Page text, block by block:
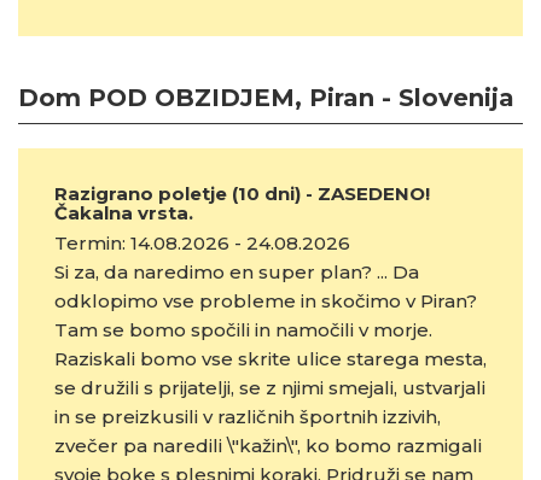
Dom POD OBZIDJEM, Piran - Slovenija
Razigrano poletje (10 dni) - ZASEDENO!
Čakalna vrsta.
Termin: 14.08.2026 - 24.08.2026
Si za, da naredimo en super plan? ... Da
odklopimo vse probleme in skočimo v Piran?
Tam se bomo spočili in namočili v morje.
Raziskali bomo vse skrite ulice starega mesta,
se družili s prijatelji, se z njimi smejali, ustvarjali
in se preizkusili v različnih športnih izzivih,
zvečer pa naredili \"kažin\", ko bomo razmigali
svoje boke s plesnimi koraki. Pridruži se nam